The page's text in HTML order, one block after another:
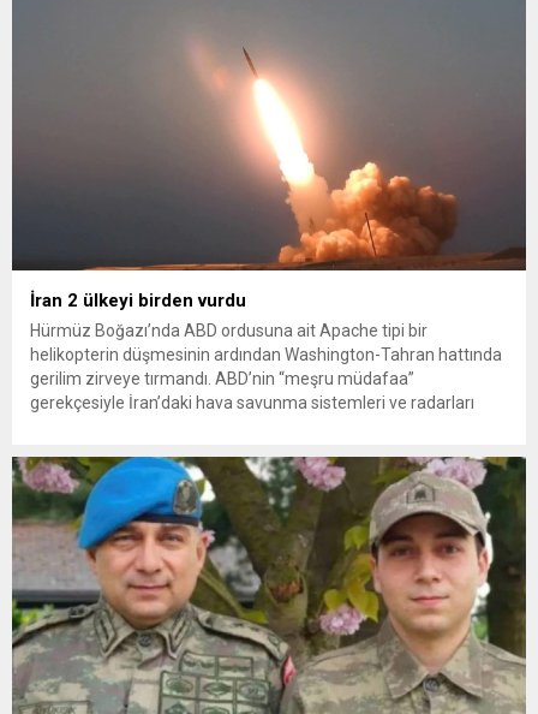
İran 2 ülkeyi birden vurdu
Hürmüz Boğazı’nda ABD ordusuna ait Apache tipi bir
helikopterin düşmesinin ardından Washington-Tahran hattında
gerilim zirveye tırmandı. ABD’nin “meşru müdafaa”
gerekçesiyle İran’daki hava savunma sistemleri ve radarları
yeni bir ABD saldırısına anında yanıt verileceğini duyurdu....